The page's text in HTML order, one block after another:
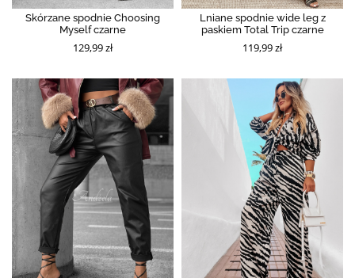
Skórzane spodnie Choosing
Myself czarne
129,99 zł
Lniane spodnie wide leg z
paskiem Total Trip czarne
119,99 zł